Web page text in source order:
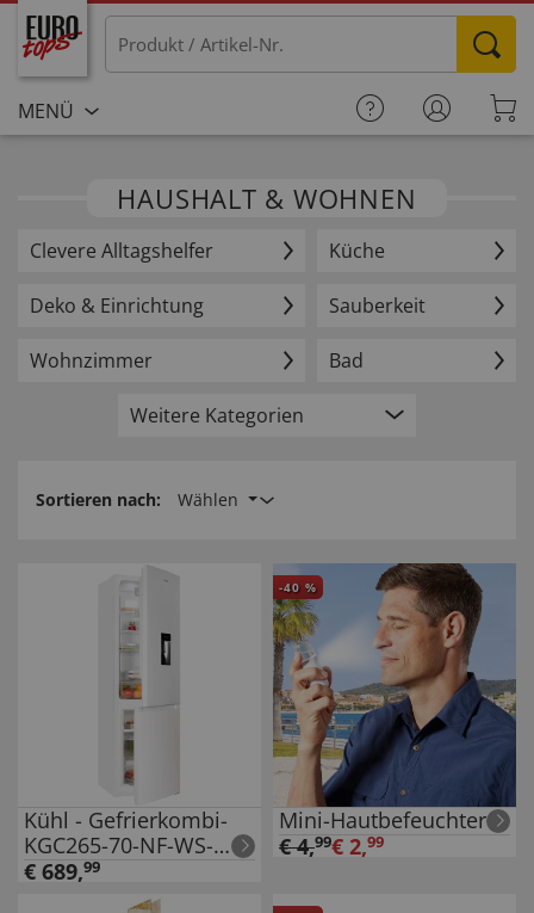
MENÜ
HAUSHALT & WOHNEN
Clevere Alltagshelfer Küche
Deko & Einrichtung Sauberkeit
Wohnzimmer Bad
Weitere Kategorien
Sortieren nach: Wählen
Kühl - Gefrierkombi-
KGC265-70-NF-WS-
040C
€ 689,99
-40 %
Mini-Hautbefeuchter
€4,99€ 2,99